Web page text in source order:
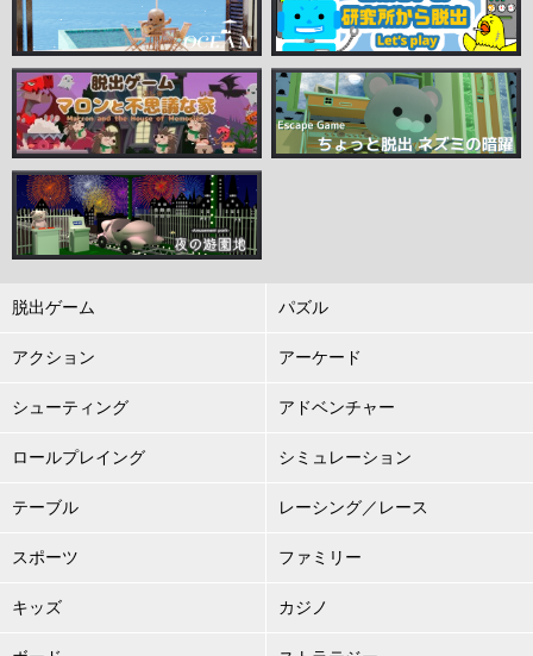
脱出ゲーム パズル
アクション アーケード
シューティング アドベンチャー
ロールプレイング シミュレーション
テーブル レーシング／レース
スポーツ ファミリー
キッズ カジノ